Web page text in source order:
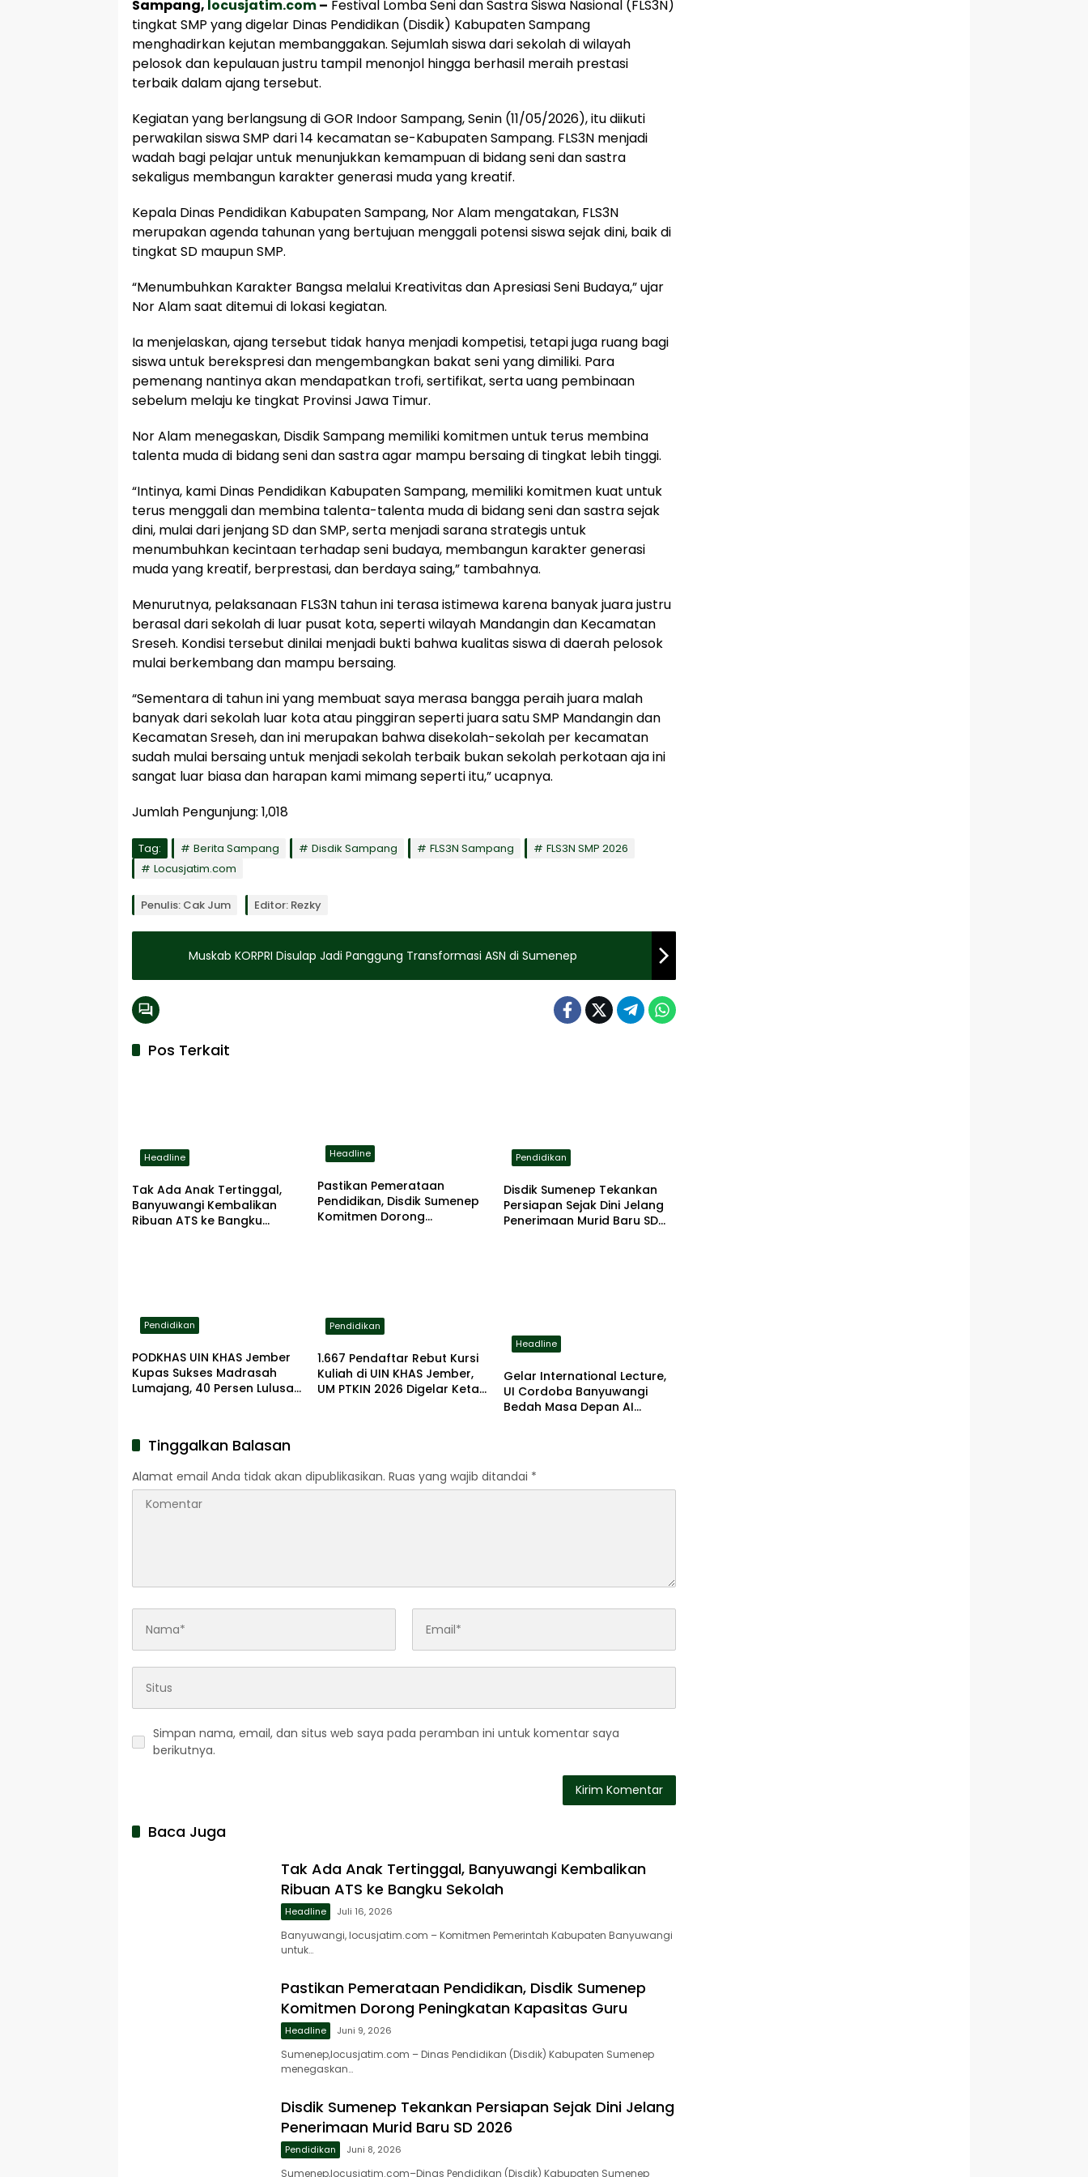
Sampang, locusjatim.com– Festival Lomba Seni dan Sastra Siswa Nasional (FLS3N)
tingkat SMP yang digelar Dinas Pendidikan (Disdik) Kabupaten Sampang
menghadirkan kejutan membanggakan. Sejumlah siswa dari sekolah di wilayah
pelosok dan kepulauan justru tampil menonjol hingga berhasil meraih prestasi
terbaik dalam ajang tersebut.
Kegiatan yang berlangsung di GOR Indoor Sampang, Senin (11/05/2026), itu diikuti
perwakilan siswa SMP dari 14 kecamatan se-Kabupaten Sampang. FLS3N menjadi
wadah bagi pelajar untuk menunjukkan kemampuan di bidang seni dan sastra
sekaligus membangun karakter generasi muda yang kreatif.
Kepala Dinas Pendidikan Kabupaten Sampang, Nor Alam mengatakan, FLS3N
merupakan agenda tahunan yang bertujuan menggali potensi siswa sejak dini, baik di
tingkat SD maupun SMP.
“Menumbuhkan Karakter Bangsa melalui Kreativitas dan Apresiasi Seni Budaya,” ujar
Nor Alam saat ditemui di lokasi kegiatan.
Ia menjelaskan, ajang tersebut tidak hanya menjadi kompetisi, tetapi juga ruang bagi
siswa untuk berekspresi dan mengembangkan bakat seni yang dimiliki. Para
pemenang nantinya akan mendapatkan trofi, sertifikat, serta uang pembinaan
sebelum melaju ke tingkat Provinsi Jawa Timur.
Nor Alam menegaskan, Disdik Sampang memiliki komitmen untuk terus membina
talenta muda di bidang seni dan sastra agar mampu bersaing di tingkat lebih tinggi.
“Intinya, kami Dinas Pendidikan Kabupaten Sampang, memiliki komitmen kuat untuk
terus menggali dan membina talenta-talenta muda di bidang seni dan sastra sejak
dini, mulai dari jenjang SD dan SMP, serta menjadi sarana strategis untuk
menumbuhkan kecintaan terhadap seni budaya, membangun karakter generasi
muda yang kreatif, berprestasi, dan berdaya saing,” tambahnya.
Menurutnya, pelaksanaan FLS3N tahun ini terasa istimewa karena banyak juara justru
berasal dari sekolah di luar pusat kota, seperti wilayah Mandangin dan Kecamatan
Sreseh. Kondisi tersebut dinilai menjadi bukti bahwa kualitas siswa di daerah pelosok
mulai berkembang dan mampu bersaing.
“Sementara di tahun ini yang membuat saya merasa bangga peraih juara malah
banyak dari sekolah luar kota atau pinggiran seperti juara satu SMP Mandangin dan
Kecamatan Sreseh, dan ini merupakan bahwa disekolah-sekolah per kecamatan
sudah mulai bersaing untuk menjadi sekolah terbaik bukan sekolah perkotaan aja ini
sangat luar biasa dan harapan kami mimang seperti itu,” ucapnya.
Jumlah Pengunjung: 1,018
Tag: Berita Sampang Disdik Sampang FLS3N Sampang
FLS3N SMP 2026
Locusjatim.com
Penulis: Cak Jum Editor: Rezky
Muskab KORPRI Disulap Jadi Panggung Transformasi ASN di Sumenep
Pos Terkait
Headline
Tak Ada Anak Tertinggal,
Banyuwangi Kembalikan
Ribuan ATS ke Bangku
Headline
Pastikan Pemerataan
Pendidikan, Disdik Sumenep
Komitmen Dorong
Pendidikan
Disdik Sumenep Tekankan
Persiapan Sejak Dini Jelang
Penerimaan Murid Baru SD
Pendidikan
PODKHAS UIN KHAS Jember
Kupas Sukses Madrasah
Lumajang, 40 Persen Lulusan
Pendidikan
1.667 Pendaftar Rebut Kursi
Kuliah di UIN KHAS Jember,
UM PTKIN 2026 Digelar Ketat
Headline
Gelar International Lecture,
UI Cordoba Banyuwangi
Bedah Masa Depan AI
Tinggalkan Balasan
Alamat email Anda tidak akan dipublikasikan. Ruas yang wajib ditandai *
Simpan nama, email, dan situs web saya pada peramban ini untuk komentar saya
berikutnya.
Baca Juga
Tak Ada Anak Tertinggal, Banyuwangi Kembalikan
Ribuan ATS ke Bangku Sekolah
Headline Juli 16, 2026
Banyuwangi, locusjatim.com – Komitmen Pemerintah Kabupaten Banyuwangi
untuk…
Pastikan Pemerataan Pendidikan, Disdik Sumenep
Komitmen Dorong Peningkatan Kapasitas Guru
Headline Juni 9, 2026
Sumenep,locusjatim.com – Dinas Pendidikan (Disdik) Kabupaten Sumenep
menegaskan…
Disdik Sumenep Tekankan Persiapan Sejak Dini Jelang
Penerimaan Murid Baru SD 2026
Pendidikan Juni 8, 2026
Sumenep,locusjatim.com–Dinas Pendidikan (Disdik) Kabupaten Sumenep